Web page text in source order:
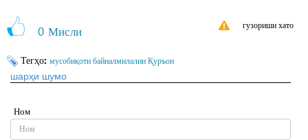
0 Мисли гузориши хато
Тегҳо: мусобиқоти байналмилалии Қуръон
шарҳи шумо
Ном